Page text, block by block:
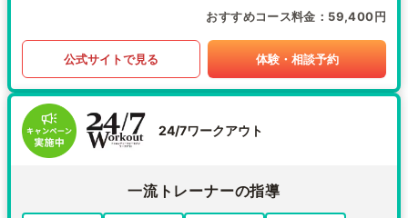
おすすめコース料金 59,400円
公式サイトで見る 体験・相談予約
24/7ワークアウト
一流トレーナーの指導